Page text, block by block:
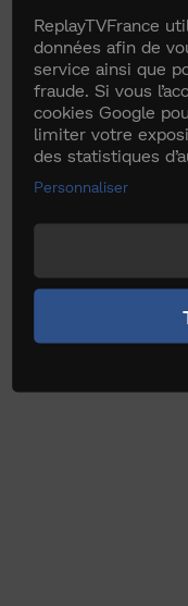
ReplayTVFrance
données afin de
service ainsi que
fraude. Si vous
cookies Google
limiter votre
des statistiques
Personnaliser